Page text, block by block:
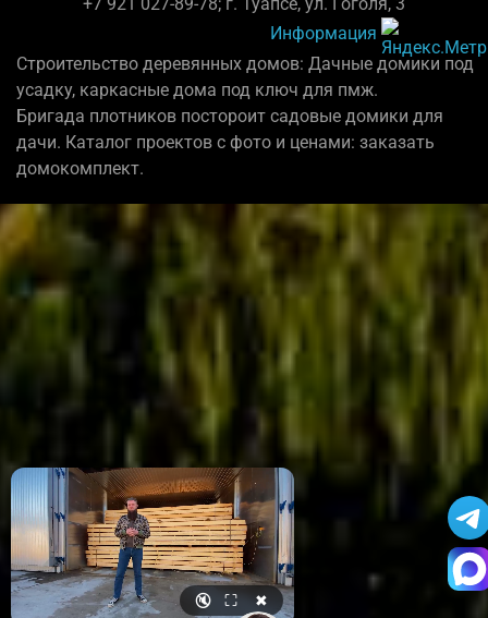
Информация
Строительство деревянных домов: Дачные домики под
усадку, каркасные дома под ключ для пмж.
Бригада плотников постороит садовые домики для
дачи. Каталог проектов с фото и ценами: заказать
домокомплект.
🔇 ⛶ ✖